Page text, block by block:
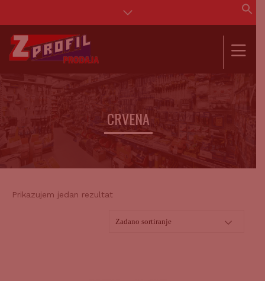
CRVENA
Prikazujem jedan rezultat